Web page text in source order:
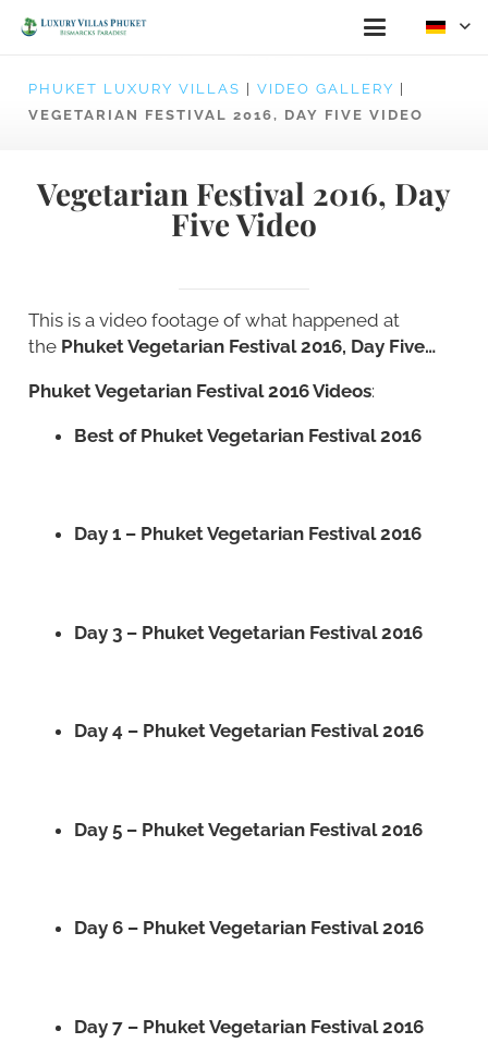
PHUKET LUXURY VILLAS VIDEO GALLERY
VEGETARIAN FESTIVAL 2016, DAY FIVE VIDEO
Vegetarian Festival 2016, Day
Five Video
This is a video footage of what happened at
the Phuket Vegetarian Festival 2016, Day Five…
Phuket Vegetarian Festival 2016 Videos:
Best of Phuket Vegetarian Festival 2016
Day 1 – Phuket Vegetarian Festival 2016
Day 3 – Phuket Vegetarian Festival 2016
Day 4 – Phuket Vegetarian Festival 2016
Day 5 – Phuket Vegetarian Festival 2016
Day 6 – Phuket Vegetarian Festival 2016
Day 7 – Phuket Vegetarian Festival 2016